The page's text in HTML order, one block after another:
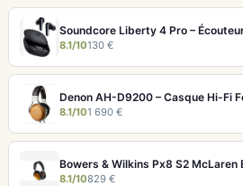
8.1/10130 €
8.1/101 690 €
8.1/10829 €